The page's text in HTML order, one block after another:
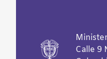
Calle 9